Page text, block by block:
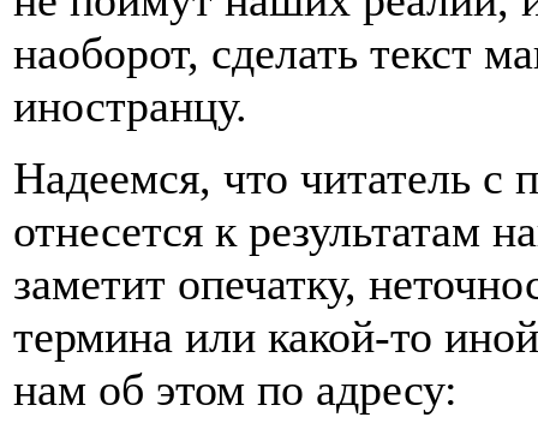
наоборот, сделать текст
иностранцу.
Надеемся, что читатель
отнесется к результатам
заметит опечатку,
термина или какой-то
нам об этом по адресу: